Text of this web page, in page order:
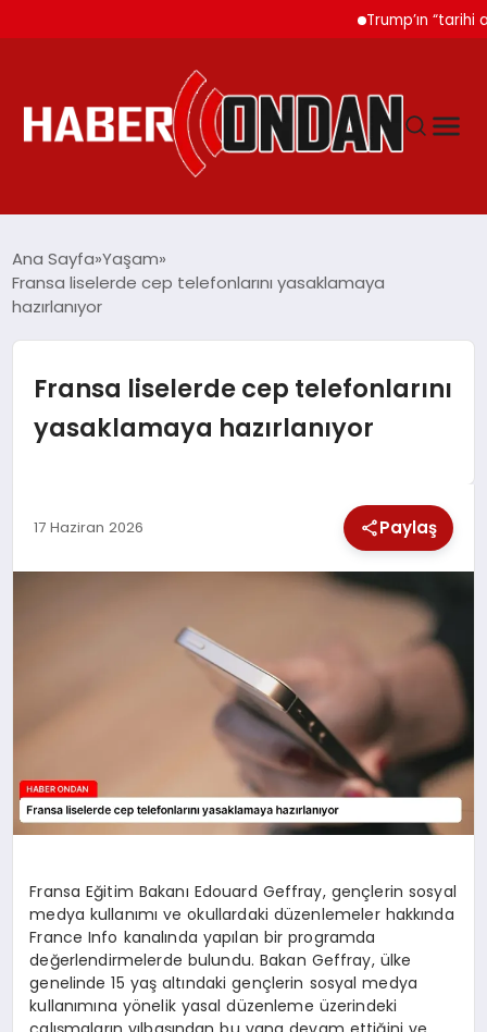
Trump’ın “tarihi
SIYASET
DÜNYA
EKONOMI
TEKNOLOJI
Ana Sayfa Yaşam
Fransa liselerde cep telefonlarını yasaklamaya
hazırlanıyor
Fransa liselerde cep telefonlarını
yasaklamaya hazırlanıyor
17 Haziran 2026 Paylaş
Fransa Eğitim Bakanı Edouard Geffray, gençlerin sosyal
medya kullanımı ve okullardaki düzenlemeler hakkında
France Info kanalında yapılan bir programda
değerlendirmelerde bulundu. Bakan Geffray, ülke
genelinde 15 yaş altındaki gençlerin sosyal medya
kullanımına yönelik yasal düzenleme üzerindeki